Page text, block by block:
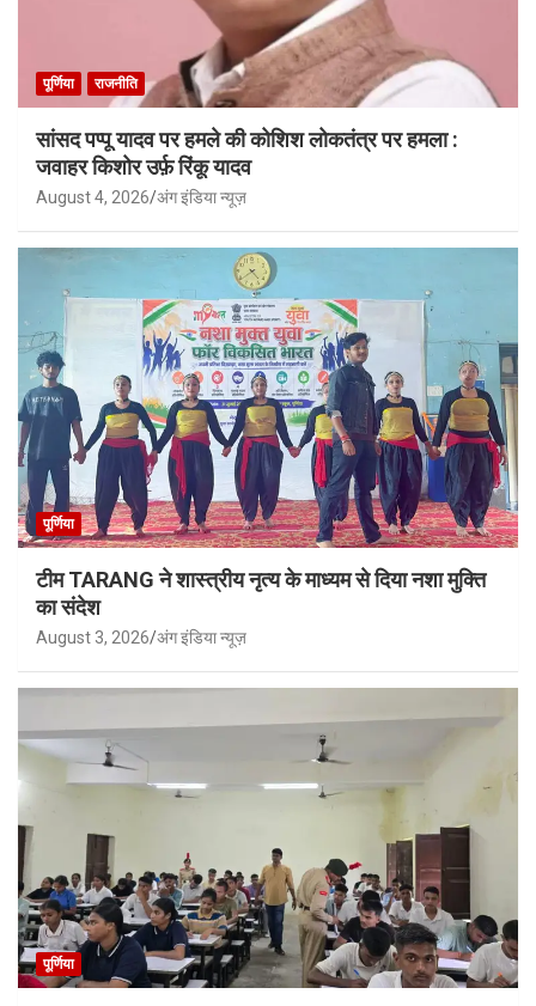
पूर्णिया राजनीति
सांसद पप्पू यादव पर हमले की कोशिश लोकतंत्र पर हमला :
जवाहर किशोर उर्फ़ रिंकू यादव
August 4, 2026 अंग इंडिया न्यूज़
पूर्णिया
टीम TARANG ने शास्त्रीय नृत्य के माध्यम से दिया नशा मुक्ति
का संदेश
August 3, 2026 अंग इंडिया न्यूज़
पूर्णिया